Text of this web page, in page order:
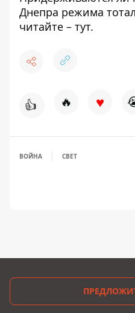
Днепра режима
читайте – тут.
👍 🔥 ♥
ВОЙНА СВЕТ